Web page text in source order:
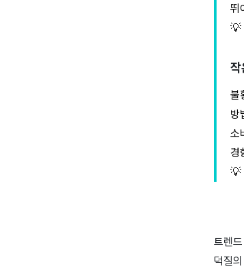
뛰
💡
불
방
소
경
💡
트렌
덕질